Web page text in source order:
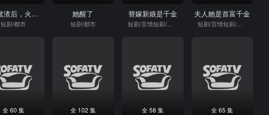
飒姐被渣后，火力全开
短剧/都市
她醒了
短剧/都市
替嫁新娘是千金
短剧/言情短剧/逆袭
夫人她是首富千金
短剧/言情短剧/逆袭
全 60 集 全 102 集 全 58 集 全 65 集